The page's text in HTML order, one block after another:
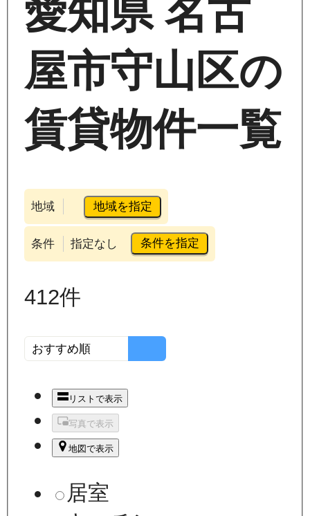
愛知県 名古
屋市守山区の
賃貸物件一覧
地域 地域を指定
条件 指定なし 条件を指定
412件
リストで表示
写真で表示
地図で表示
居室